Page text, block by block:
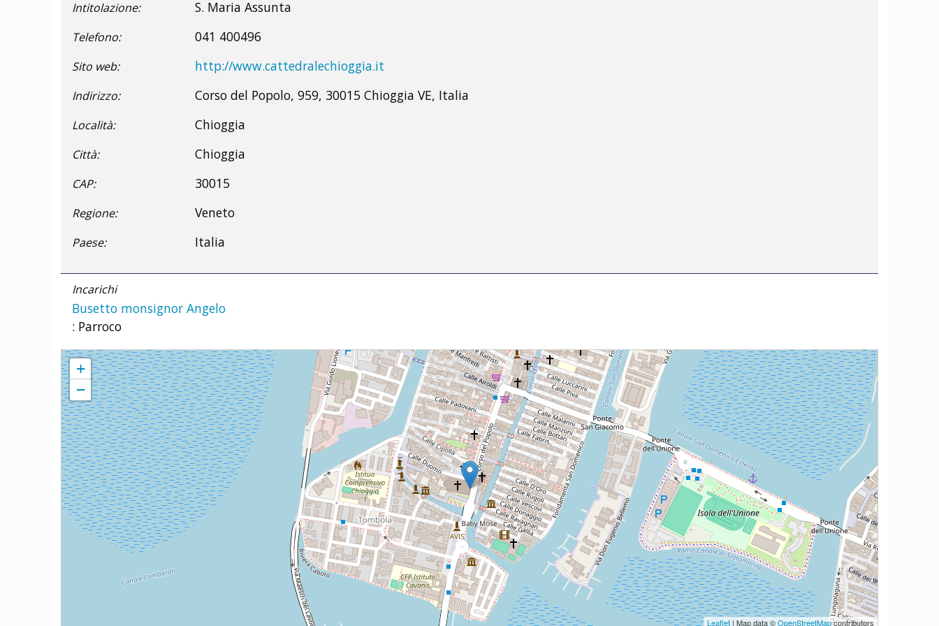
Intitolazione: S. Maria Assunta
Telefono: 041 400496
Sito web: http://www.cattedralechioggia.it
Indirizzo: Corso del Popolo, 959, 30015 Chioggia VE, Italia
Località: Chioggia
Città: Chioggia
CAP: 30015
Regione: Veneto
Paese: Italia
Incarichi
Busetto monsignor Angelo
: Parroco
Parrocchia S. Maria Assunta nella Cattedrale di Chioggia
+
−
Leaflet| Map data ©OpenStreetMapcontributors